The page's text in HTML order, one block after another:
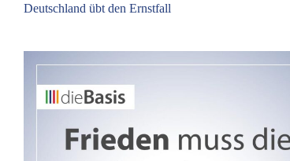
Deutschland übt den Ernstfall